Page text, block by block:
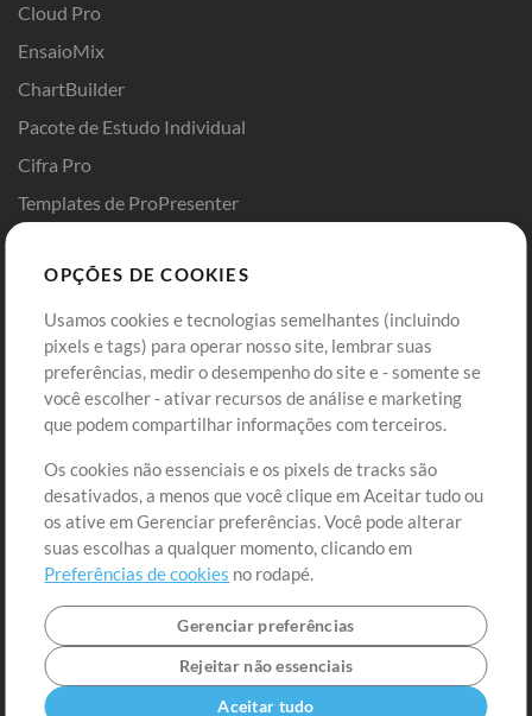
Cloud Pro
EnsaioMix
ChartBuilder
Pacote de Estudo Individual
Cifra Pro
Templates de ProPresenter
Comprar Créditos
Conteúdo Grátis
Solicite uma Música
Extras
Sessões
Envie seu conteúdo
Playlist
MT Conference
Entre
Cadastre-se
Ir ao carrinho
OPÇÕES DE COOKIES
Usamos cookies e tecnologias semelhantes (incluindo
pixels e tags) para operar nosso site, lembrar suas
preferências, medir o desempenho do site e - somente se
você escolher - ativar recursos de análise e marketing
que podem compartilhar informações com terceiros.
Os cookies não essenciais e os pixels de tracks são
desativados, a menos que você clique em Aceitar tudo ou
os ative em Gerenciar preferências. Você pode alterar
suas escolhas a qualquer momento, clicando em
Preferências de cookies no rodapé.
Gerenciar preferências
Rejeitar não essenciais
Aceitar tudo